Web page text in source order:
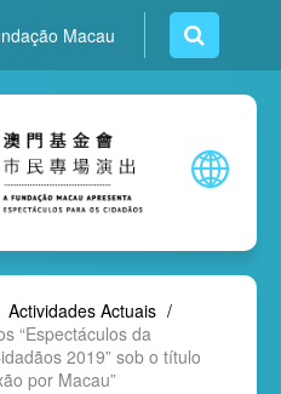
Macau
Actividades Actuais /
“Espectáculos da
2019” sob o título
por Macau”